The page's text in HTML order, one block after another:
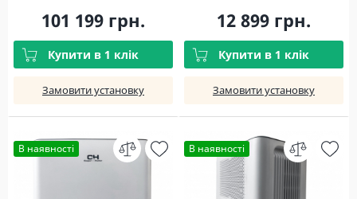
101 199 грн.
Купити в 1 клік
Замовити установку
12 899 грн.
Купити в 1 клік
Замовити установку
В наявності В наявності